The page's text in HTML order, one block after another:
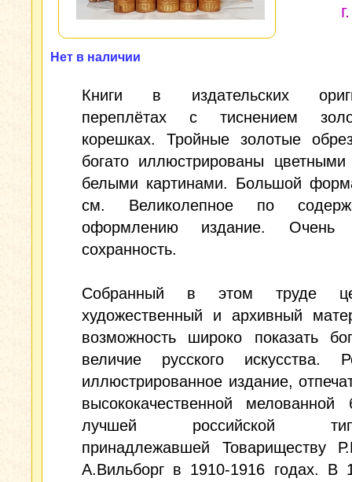
г.
Нет в наличии
Книги в издательских
переплётах c тиснением
корешках. Тройные золотые
богато иллюстрированы
белыми картинами. Большой
см. Великолепное по
оформлению издание. Очень
сохранность.
Собранный в этом труде
художественный и архивный
возможность широко показать
величие русского искусства.
иллюстрированное издание,
высококачественной мелованной
лучшей российской
принадлежавшей Товариществу
А.Вильборг в 1910-1916 годах. В